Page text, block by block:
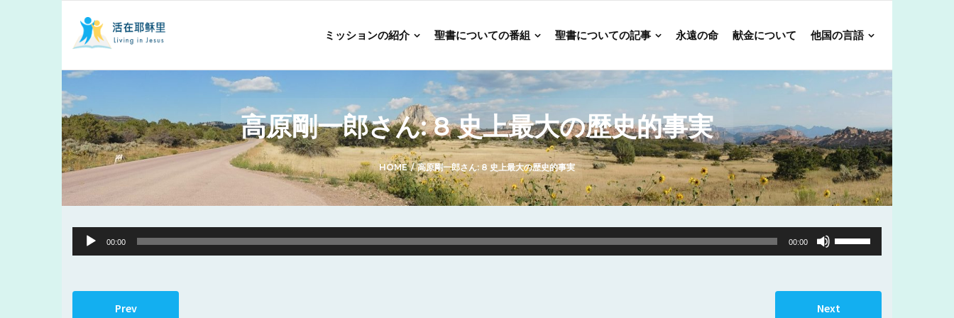
ミッションの紹介 聖書についての番組 聖書についての記事 永遠の命 献金について 他国の言語
高原剛一郎さん: 8 史上最大の歴史的事実
HOME/高原剛一郎さん: 8 史上最大の歴史的事実
Audio
Player
00:00 00:00
Use
Up/Down
to
Prev Next